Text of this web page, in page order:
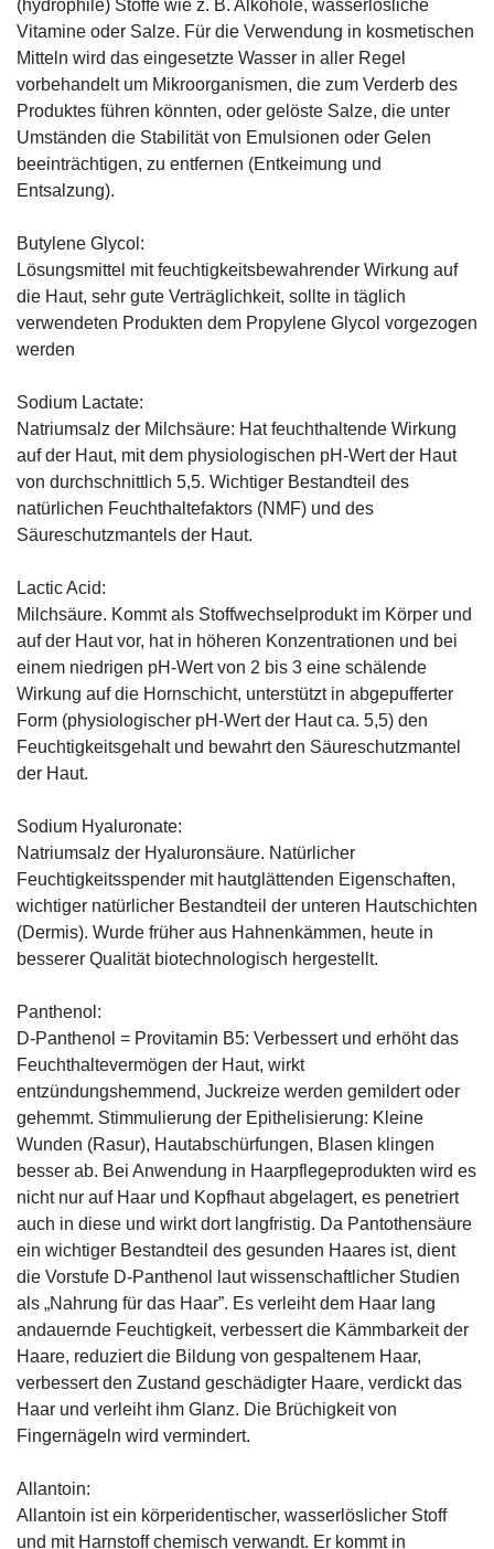
(hydrophile) Stoffe wie z. B. Alkohole, wasserlösliche
Vitamine oder Salze. Für die Verwendung in kosmetischen
Mitteln wird das eingesetzte Wasser in aller Regel
vorbehandelt um Mikroorganismen, die zum Verderb des
Produktes führen könnten, oder gelöste Salze, die unter
Umständen die Stabilität von Emulsionen oder Gelen
beeinträchtigen, zu entfernen (Entkeimung und
Entsalzung).
Butylene Glycol:
Lösungsmittel mit feuchtigkeitsbewahrender Wirkung auf
die Haut, sehr gute Verträglichkeit, sollte in täglich
verwendeten Produkten dem Propylene Glycol vorgezogen
werden
Sodium Lactate:
Natriumsalz der Milchsäure: Hat feuchthaltende Wirkung
auf der Haut, mit dem physiologischen pH-Wert der Haut
von durchschnittlich 5,5. Wichtiger Bestandteil des
natürlichen Feuchthaltefaktors (NMF) und des
Säureschutzmantels der Haut.
Lactic Acid:
Milchsäure. Kommt als Stoffwechselprodukt im Körper und
auf der Haut vor, hat in höheren Konzentrationen und bei
einem niedrigen pH-Wert von 2 bis 3 eine schälende
Wirkung auf die Hornschicht, unterstützt in abgepufferter
Form (physiologischer pH-Wert der Haut ca. 5,5) den
Feuchtigkeitsgehalt und bewahrt den Säureschutzmantel
der Haut.
Sodium Hyaluronate:
Natriumsalz der Hyaluronsäure. Natürlicher
Feuchtigkeitsspender mit hautglättenden Eigenschaften,
wichtiger natürlicher Bestandteil der unteren Hautschichten
(Dermis). Wurde früher aus Hahnenkämmen, heute in
besserer Qualität biotechnologisch hergestellt.
Panthenol:
D-Panthenol = Provitamin B5: Verbessert und erhöht das
Feuchthaltevermögen der Haut, wirkt
entzündungshemmend, Juckreize werden gemildert oder
gehemmt. Stimmulierung der Epithelisierung: Kleine
Wunden (Rasur), Hautabschürfungen, Blasen klingen
besser ab. Bei Anwendung in Haarpflegeprodukten wird es
nicht nur auf Haar und Kopfhaut abgelagert, es penetriert
auch in diese und wirkt dort langfristig. Da Pantothensäure
ein wichtiger Bestandteil des gesunden Haares ist, dient
die Vorstufe D-Panthenol laut wissenschaftlicher Studien
als „Nahrung für das Haar”. Es verleiht dem Haar lang
andauernde Feuchtigkeit, verbessert die Kämmbarkeit der
Haare, reduziert die Bildung von gespaltenem Haar,
verbessert den Zustand geschädigter Haare, verdickt das
Haar und verleiht ihm Glanz. Die Brüchigkeit von
Fingernägeln wird vermindert.
Allantoin:
Allantoin ist ein körperidentischer, wasserlöslicher Stoff
und mit Harnstoff chemisch verwandt. Er kommt in